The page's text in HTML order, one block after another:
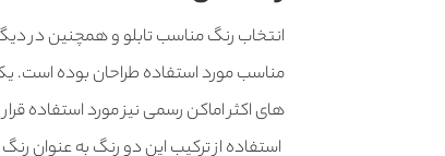
انتخاب رنگ مناسب تابلو و همچنین در
مناسب مورد استفاده طراحان بوده است.
های اکثر اماکن رسمی نیز مورد استفاده
استفاده از ترکیب این دو رنگ به عنوان